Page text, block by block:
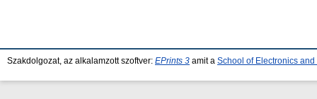
Szakdolgozat, az alkalamzott szoftver: EPrints 3 amit a School of Electronics